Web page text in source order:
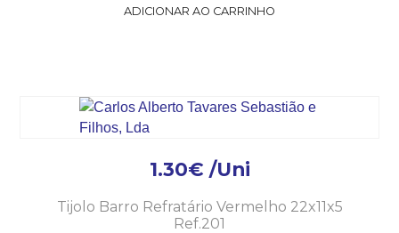
ADICIONAR AO CARRINHO
1.30€ /Uni
Tijolo Barro Refratário Vermelho 22x11x5
Ref.201